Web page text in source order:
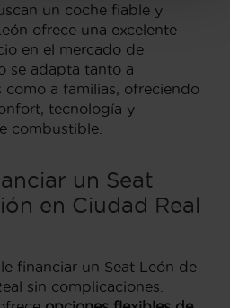
un coche fiable y
ofrece una excelente
en el mercado de
se adapta tanto a
como a familias, ofreciendo
tecnología y
combustible.
un Seat
en Ciudad Real
financiar un Seat León de
sin complicaciones.